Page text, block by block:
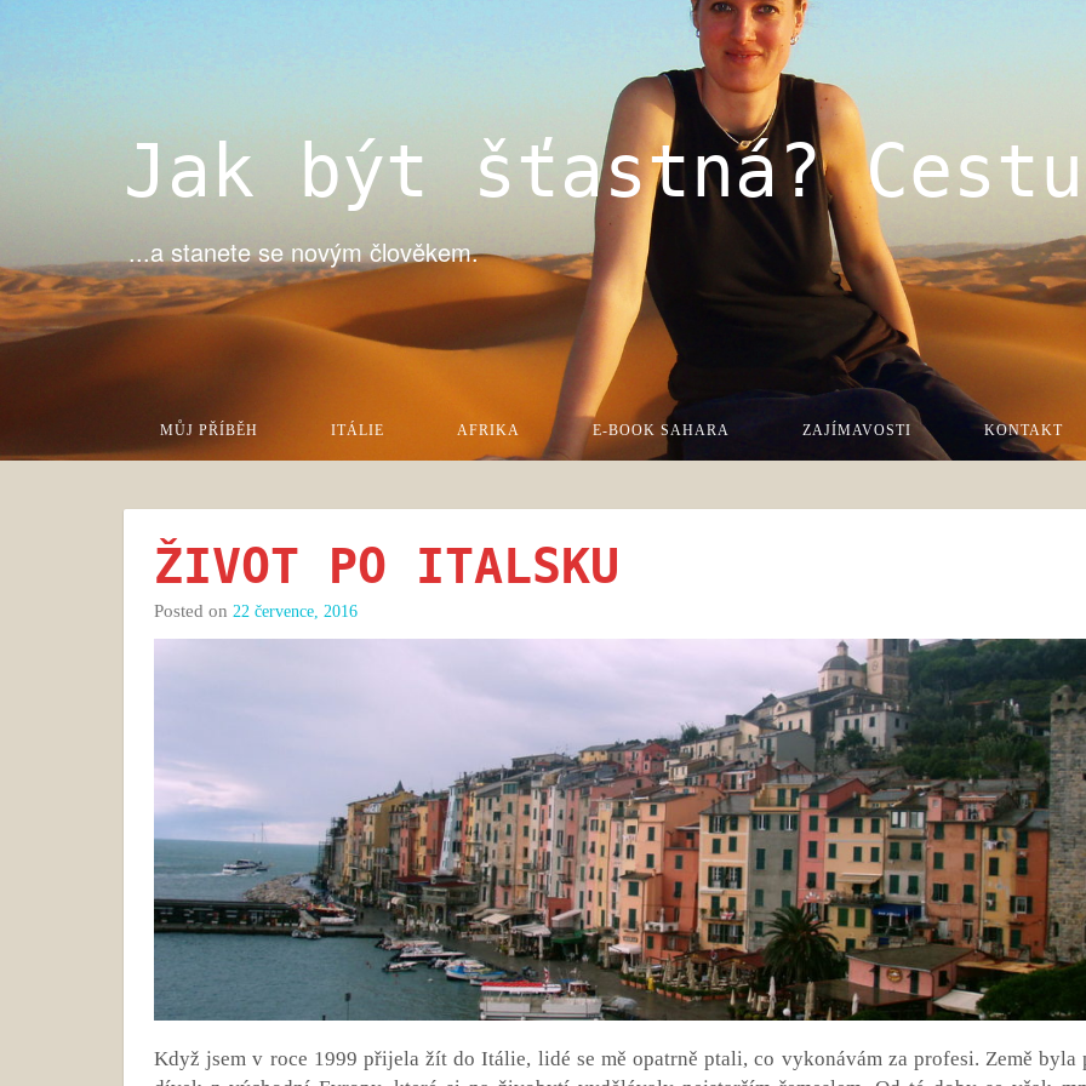
Jak být šťastná?
...a stanete se novým člověkem.
MŮJ PŘÍBĚH ITÁLIE AFRIKA E-BOOK SAHARA ZAJÍMAVOSTI KONTAKT
ŽIVOT PO ITALSKU
Posted on 22 července, 2016
Když jsem v roce 1999 přijela žít do Itálie, lidé se mě opatrně ptali, co vykonávám za profesi. Země byla